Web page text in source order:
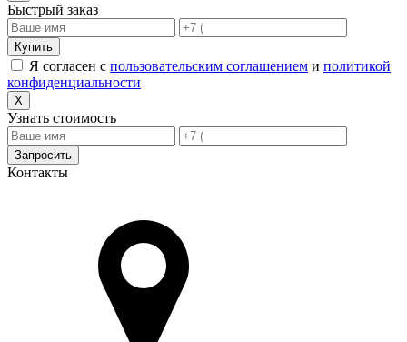
Быстрый заказ
Купить
Я согласен с пользовательским соглашением и политикой
конфиденциальности
X
Узнать стоимость
Запросить
Контакты